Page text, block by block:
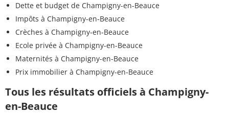
Dette et budget de Champigny-en-Beauce
Impôts à Champigny-en-Beauce
Crèches à Champigny-en-Beauce
Ecole privée à Champigny-en-Beauce
Maternités à Champigny-en-Beauce
Prix immobilier à Champigny-en-Beauce
Tous les résultats officiels à Champigny-
en-Beauce